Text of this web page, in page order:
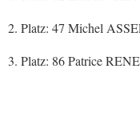
2. Platz: 47 Michel
3. Platz: 86 Patrice